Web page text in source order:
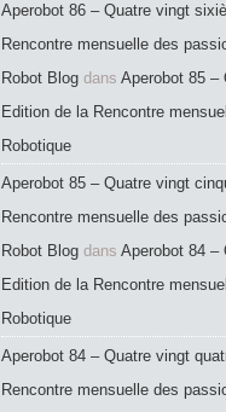
Aperobot 86 – Quatre vingt
Rencontre mensuelle des
Robot Blog dans Aperobot 85 –
Edition de la Rencontre
Robotique
Aperobot 85 – Quatre vingt
Rencontre mensuelle des
Robot Blog dans Aperobot 84 –
Edition de la Rencontre
Robotique
Aperobot 84 – Quatre vingt
Rencontre mensuelle des